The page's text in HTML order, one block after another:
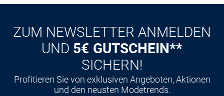
CLUB
ZUM NEWSLETTER ANMELDEN
UND 5€ GUTSCHEIN**
SICHERN!
Profitieren Sie von exklusiven Angeboten, Aktionen
und den neusten Modetrends.